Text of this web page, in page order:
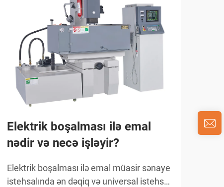
Elektrik boşalması ilə emal
nədir və necə işləyir?
Elektrik boşalması ilə emal müasir sənaye
istehsalında ən dəqiq və universal istehsal